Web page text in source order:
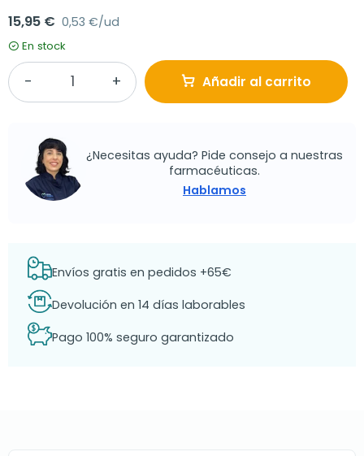
15,95 € 0,53 €/ud
En stock
Añadir al carrito
¿Necesitas ayuda? Pide consejo a nuestras
farmacéuticas.
Hablamos
Envíos gratis en pedidos +65€
Devolución en 14 días laborables
Pago 100% seguro garantizado